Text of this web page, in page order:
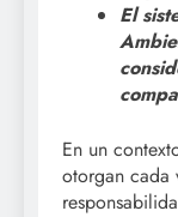
El
En un
otorgan cada